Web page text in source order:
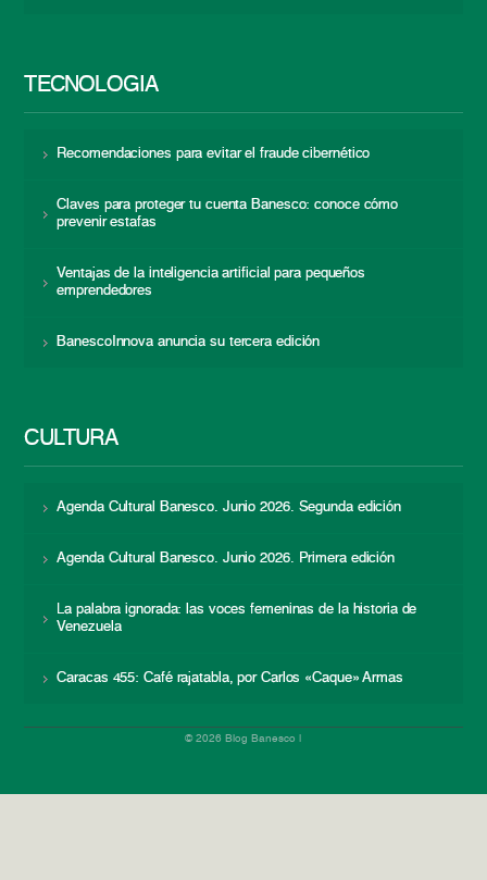
TECNOLOGÍA
Recomendaciones para evitar el fraude cibernético
Claves para proteger tu cuenta Banesco: conoce cómo
prevenir estafas
Ventajas de la inteligencia artificial para pequeños
emprendedores
BanescoInnova anuncia su tercera edición
CULTURA
Agenda Cultural Banesco. Junio 2026. Segunda edición
Agenda Cultural Banesco. Junio 2026. Primera edición
La palabra ignorada: las voces femeninas de la historia de
Venezuela
Caracas 455: Café rajatabla, por Carlos «Caque» Armas
© 2026 Blog Banesco |